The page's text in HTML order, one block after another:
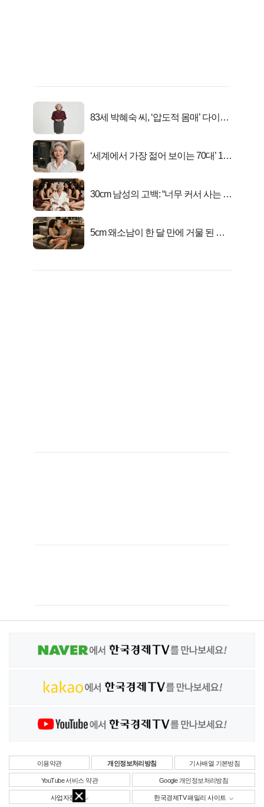
83세 박혜숙 씨, ‘압도적 몸매’ 다이어
‘세계에서 가장 젊어 보이는 70대’ 1위
30cm 남성의 고백: “너무 커서 사는 게
5cm 왜소남이 한 달 만에 거물 된 사
이용약관 개인정보처리방침 기사배열 기본방침
YouTube 서비스 약관 Google 개인정보처리방침
사업자정보 한국경제TV 패밀리 사이트